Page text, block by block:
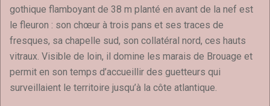
gothique flamboyant de 38 m planté en avant de la nef est
le fleuron : son chœur à trois pans et ses traces de
fresques, sa chapelle sud, son collatéral nord, ces hauts
vitraux. Visible de loin, il domine les marais de Brouage et
permit en son temps d’accueillir des guetteurs qui
surveillaient le territoire jusqu’à la côte atlantique.